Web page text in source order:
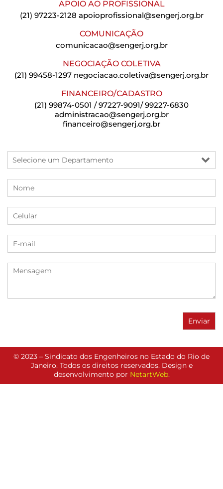
APOIO AO PROFISSIONAL
(21) 97223-2128 apoioprofissional@sengerj.org.br
COMUNICAÇÃO
comunicacao@sengerj.org.br
NEGOCIAÇÃO COLETIVA
(21) 99458-1297 negociacao.coletiva@sengerj.org.br
FINANCEIRO/CADASTRO
(21) 99874-0501 / 97227-9091/ 99227-6830
administracao@sengerj.org.br
financeiro@sengerj.org.br
© 2023 – Sindicato dos Engenheiros no Estado do Rio de
Janeiro. Todos os direitos reservados. Design e
desenvolvimento por NetartWeb.